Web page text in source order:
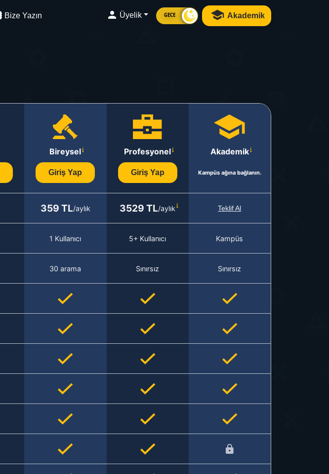
Bize Yazın Üyelik GECE Akademik
Bireysel
Giriş Yap
Profesyonel
Giriş Yap
Akademik
Kampüs ağına bağlanın.
359 TL/aylık 3529 TL/aylık Teklif Al
1 Kullanıcı 5+ Kullanıcı Kampüs
30 arama Sınırsız Sınırsız